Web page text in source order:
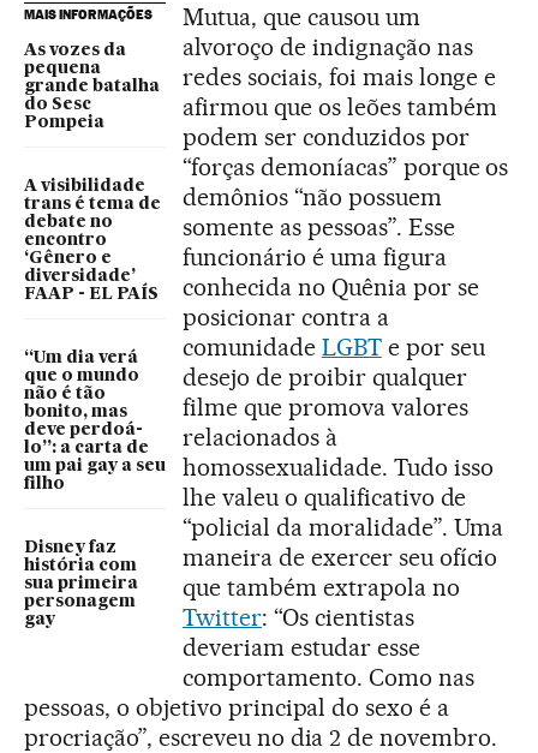
MAIS INFORMAÇÕES
As vozes da
pequena
grande batalha
do Sesc
Pompeia
A visibilidade
trans é tema de
debate no
encontro
‘Gênero e
diversidade’
FAAP - EL PAÍS
“Um dia verá
que o mundo
não é tão
bonito, mas
deve perdoá-
lo”: a carta de
um pai gay a seu
filho
Disney faz
história com
sua primeira
personagem
gay
Mutua, que causou um
alvoroço de indignação nas
redes sociais, foi mais longe e
afirmou que os leões também
podem ser conduzidos por
“forças demoníacas” porque os
demônios “não possuem
somente as pessoas”. Esse
funcionário é uma figura
conhecida no Quênia por se
posicionar contra a
comunidade LGBTe por seu
desejo de proibir qualquer
filme que promova valores
relacionados à
homossexualidade. Tudo isso
lhe valeu o qualificativo de
“policial da moralidade”. Uma
maneira de exercer seu ofício
que também extrapola no
Twitter: “Os cientistas
deveriam estudar esse
comportamento. Como nas
pessoas, o objetivo principal do sexo é a
procriação”, escreveu no dia 2 de novembro.